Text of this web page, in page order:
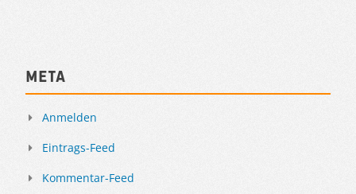
Meta
Anmelden
Eintrags-Feed
Kommentar-Feed